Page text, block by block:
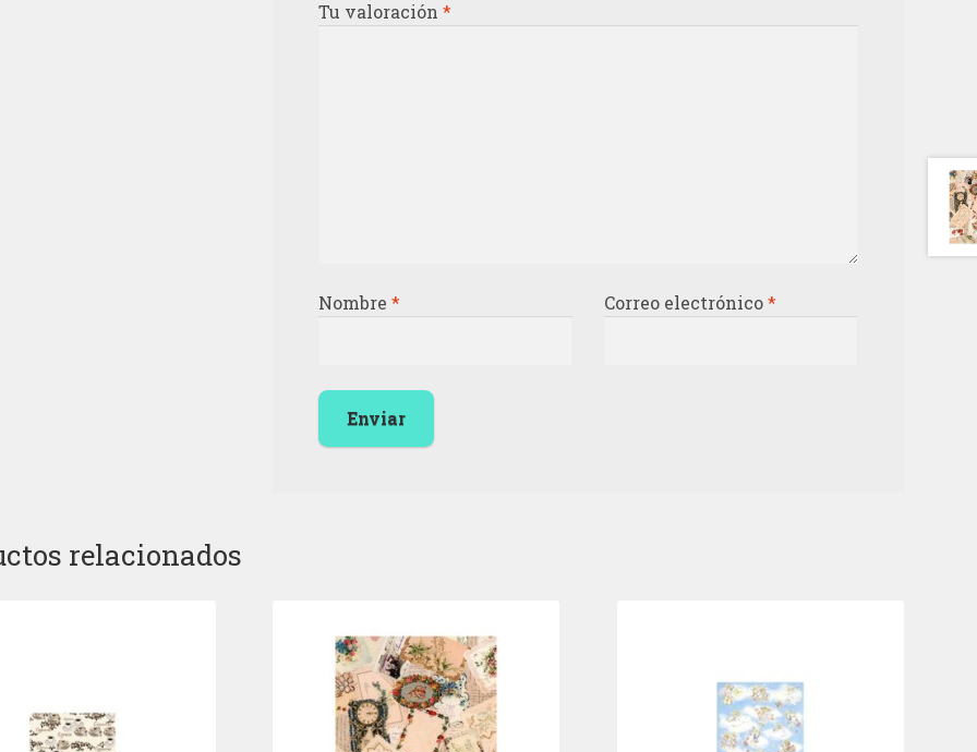
Tu valoración*
Nombre* Correo electrónico*
relacionados